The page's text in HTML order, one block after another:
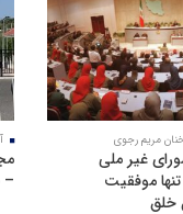
مریم رجوی
غیر ملی
موفقیت
خلق
–